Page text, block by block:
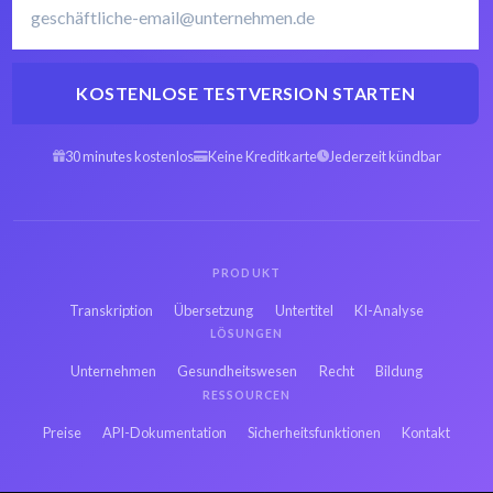
KOSTENLOSE TESTVERSION STARTEN
30 minutes kostenlos Keine Kreditkarte Jederzeit kündbar
PRODUKT
Transkription Übersetzung Untertitel KI-Analyse
LÖSUNGEN
Unternehmen Gesundheitswesen Recht Bildung
RESSOURCEN
Preise API-Dokumentation Sicherheitsfunktionen Kontakt